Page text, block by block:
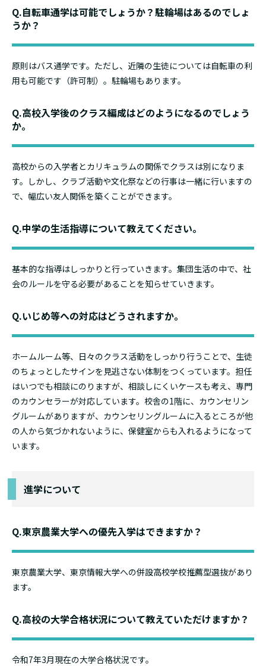
Q.自転車通学は可能でしょうか？駐輪場はあるのでしょ
うか？
原則はバス通学です。ただし、近隣の生徒については自転車の利
用も可能です（許可制）。駐輪場もあります。
Q.高校入学後のクラス編成はどのようになるのでしょう
か。
高校からの入学者とカリキュラムの関係でクラスは別になりま
す。しかし、クラブ活動や文化祭などの行事は一緒に行いますの
で、幅広い友人関係を築くことができます。
Q.中学の生活指導について教えてください。
基本的な指導はしっかりと行っていきます。集団生活の中で、社
会のルールを守る必要があることを知らせていきます。
Q.いじめ等への対応はどうされますか。
ホームルーム等、日々のクラス活動をしっかり行うことで、生徒
のちょっとしたサインを見逃さない体制をつくっています。担任
はいつでも相談にのりますが、相談しにくいケースも考え、専門
のカウンセラーが対応しています。校舎の1階に、カウンセリン
グルームがありますが、カウンセリングルームに入るところが他
の人から気づかれないように、保健室からも入れるようになって
います。
進学について
Q.東京農業大学への優先入学はできますか？
東京農業大学、東京情報大学への併設高校学校推薦型選抜があり
ます。
Q.高校の大学合格状況について教えていただけますか？
令和7年3月現在の大学合格状況です。